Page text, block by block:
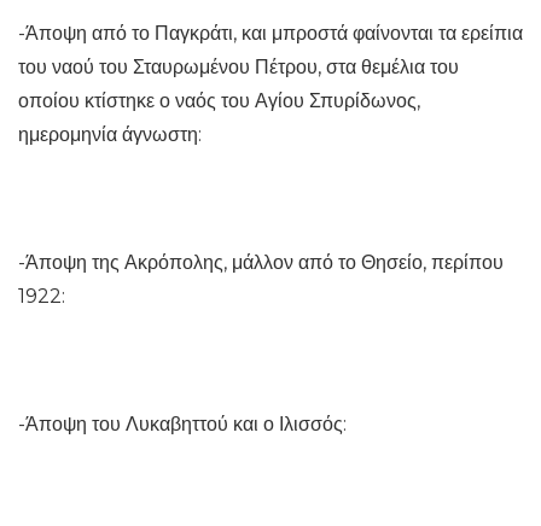
-Άποψη από το Παγκράτι, και μπροστά φαίνονται τα ερείπια
του ναού του Σταυρωμένου Πέτρου, στα θεμέλια του
οποίου κτίστηκε ο ναός του Αγίου Σπυρίδωνος,
ημερομηνία άγνωστη:
-Άποψη της Ακρόπολης, μάλλον από το Θησείο, περίπου
1922:
-Άποψη του Λυκαβηττού και ο Ιλισσός: